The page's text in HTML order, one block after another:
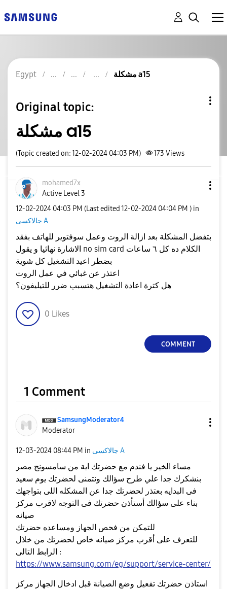
Egypt مشكلة a15
Original topic:
مشكلة a15
(Topic created on: 12-02-2024 04:03 PM) 173 Views
mohamed7x
Active Level 3
‎12-02-2024 04:03 PM (Last edited ‎12-02-2024 04:04 PM ) in
جالاكسى A
بتفضل المشكلة بعد ازالة الروت وعمل سوفتوير للهاتف بفقد
الاشارة نهائيا و يقول no sim card الكلام ده كل ٦ ساعات
اعتذر عن غبائي في عمل الروت
هل كترة اعادة التشغيل هتسبب ضرر للتيليفون؟
0 Likes
COMMENT
1 Comment
SamsungModerator4
Moderator
‎12-03-2024 08:44 PM in جالاكسى A
مساء الخير يا فندم مع حضرتك اية من سامسونج مصر
بنشكرك جدا علي طرح سؤالك ونتمنى لحضرتك يوم سعيد
فى البدايه بعتذر لحضرتك جدا عن المشكله اللى بتواجهك
بناء على سؤالك أستأذن حضرتك فى التوجه لاقرب مركز
للتعرف على أقرب مركز صيانه خاص لحضرتك من خلال
الرابط التالى :
https://www.samsung.com/eg/support/service-center/
استاذن حضرتك تفعيل وضع الصيانة قبل ادخال الجهاز مركز